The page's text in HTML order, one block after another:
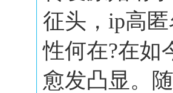
征头，ip高
性何在?在如
愈发凸显。